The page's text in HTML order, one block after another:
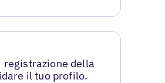
della
il tuo profilo.